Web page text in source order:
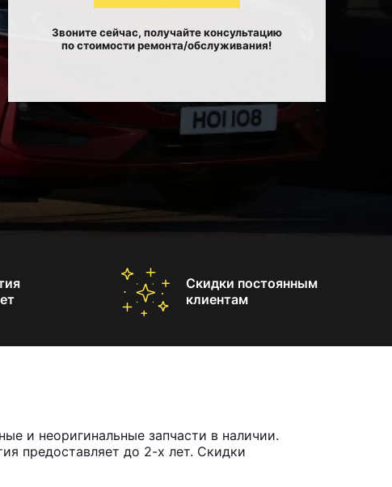
Звоните сейчас, получайте консультацию
по стоимости ремонта/обслуживания!
Скидки постоянным
клиентам
и неоригинальные запчасти в наличии.
предоставляет до 2-х лет. Скидки